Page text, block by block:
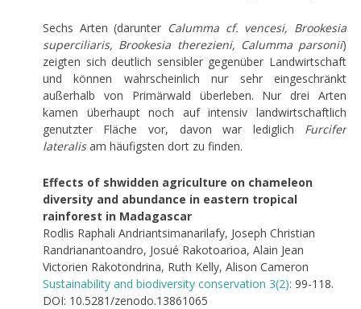
Sechs Arten (darunter Calumma cf. vencesi, Brookesia
superciliaris, Brookesia therezieni, Calumma parsonii)
zeigten sich deutlich sensibler gegenüber Landwirtschaft
und können wahrscheinlich nur sehr eingeschränkt
außerhalb von Primärwald überleben. Nur drei Arten
kamen überhaupt noch auf intensiv landwirtschaftlich
genutzter Fläche vor, davon war lediglich Furcifer
lateralisam häufigsten dort zu finden.
Effects of shwidden agriculture on chameleon
diversity and abundance in eastern tropical
rainforest in Madagascar
Rodlis Raphali Andriantsimanarilafy, Joseph Christian
Randrianantoandro, Josué Rakotoarioa, Alain Jean
Victorien Rakotondrina, Ruth Kelly, Alison Cameron
Sustainability and biodiversity conservation 3(2): 99-118.
DOI: 10.5281/zenodo.13861065